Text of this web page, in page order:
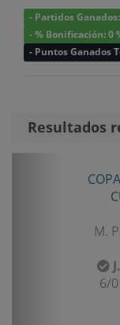
- Partidos
- % Bonificación: 0
- Puntos Ganados
Resultados
M.
J.
6/0